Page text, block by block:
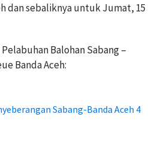
dan sebaliknya untuk Jumat, 15
Balohan Sabang –
Banda Aceh:
Sabang-Banda Aceh 4